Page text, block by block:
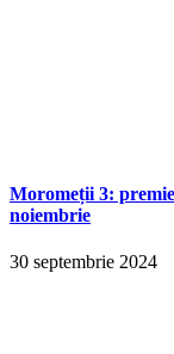
Moromeții 3:
noiembrie
30 septembrie 2024